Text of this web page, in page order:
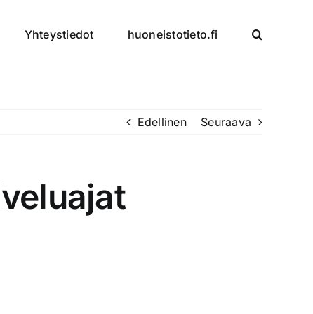
Yhteystiedot huoneistotieto.fi
Edellinen Seuraava